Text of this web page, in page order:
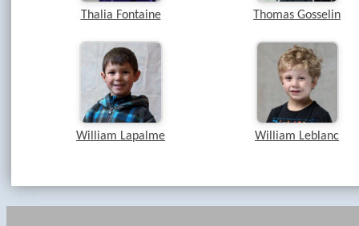
Thalia Fontaine Thomas Gosselin
William Lapalme William Leblanc